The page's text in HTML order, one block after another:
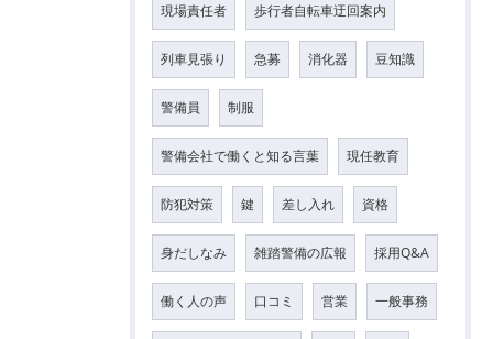
現場責任者 歩行者自転車迂回案内
列車見張り 急募 消化器 豆知識
警備員 制服
警備会社で働くと知る言葉 現任教育
防犯対策 鍵 差し入れ 資格
身だしなみ 雑踏警備の広報 採用Q&A
働く人の声 口コミ 営業 一般事務